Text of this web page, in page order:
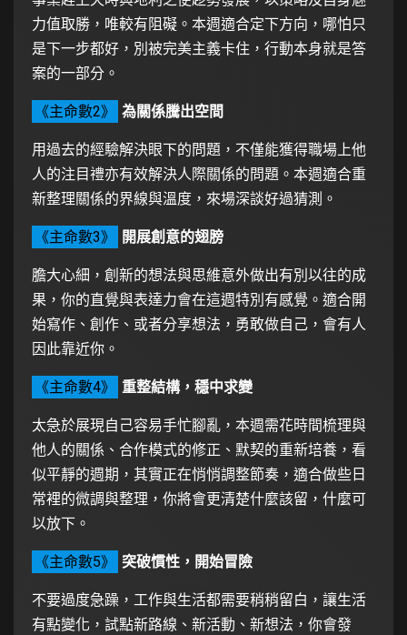
力值取勝，唯較有阻礙。本週適合定下方向，哪怕只
是下一步都好，別被完美主義卡住，行動本身就是答
案的一部分。
《主命數2》 為關係騰出空間
用過去的經驗解決眼下的問題，不僅能獲得職場上他
人的注目禮亦有效解決人際關係的問題。本週適合重
新整理關係的界線與溫度，來場深談好過猜測。
《主命數3》 開展創意的翅膀
膽大心細，創新的想法與思維意外做出有別以往的成
果，你的直覺與表達力會在這週特別有感覺。適合開
始寫作、創作、或者分享想法，勇敢做自己，會有人
因此靠近你。
《主命數4》 重整結構，穩中求變
太急於展現自己容易手忙腳亂，本週需花時間梳理與
他人的關係、合作模式的修正、默契的重新培養，看
似平靜的週期，其實正在悄悄調整節奏，適合做些日
常裡的微調與整理，你將會更清楚什麼該留，什麼可
以放下。
《主命數5》 突破慣性，開始冒險
不要過度急躁，工作與生活都需要稍稍留白，讓生活
有點變化，試點新路線、新活動、新想法，你會發